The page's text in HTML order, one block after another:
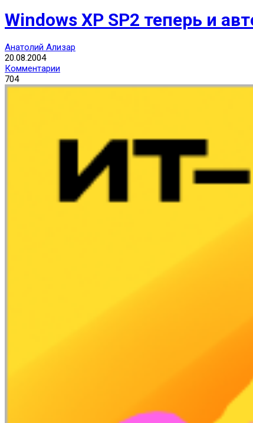
Windows XP SP2 теперь и
Анатолий Ализар
20.08.2004
Комментарии
704